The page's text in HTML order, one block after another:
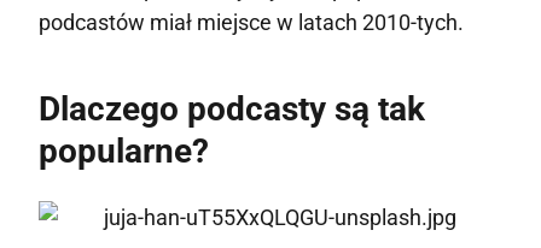
podcastów miał miejsce w latach 2010-tych.
Dlaczego podcasty są tak
popularne?